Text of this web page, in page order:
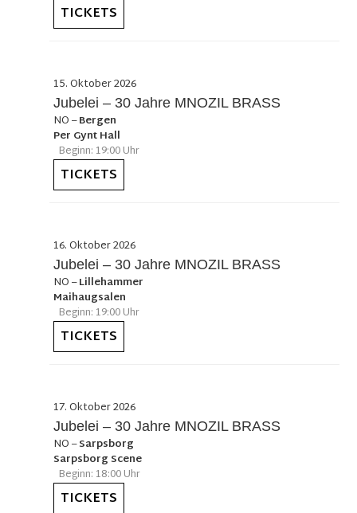
TICKETS
15. Oktober 2026
Jubelei – 30 Jahre MNOZIL BRASS
NO–Bergen
Per Gynt Hall
Beginn: 19:00 Uhr
TICKETS
16. Oktober 2026
Jubelei – 30 Jahre MNOZIL BRASS
NO–Lillehammer
Maihaugsalen
Beginn: 19:00 Uhr
TICKETS
17. Oktober 2026
Jubelei – 30 Jahre MNOZIL BRASS
NO–Sarpsborg
Sarpsborg Scene
Beginn: 18:00 Uhr
TICKETS